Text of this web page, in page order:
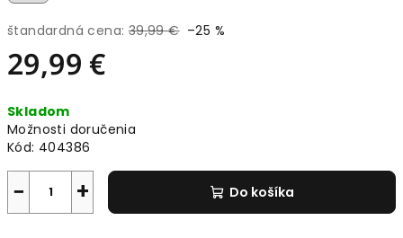
štandardná cena: 39,99 € –25 %
29,99 €
cena:
Skladom
Možnosti doručenia
Kód: 404386
+
− Do košíka